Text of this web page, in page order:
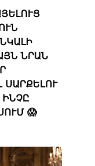
ՆՐԱՆ
ՍԱՐՔԵԼՈՒ
😱